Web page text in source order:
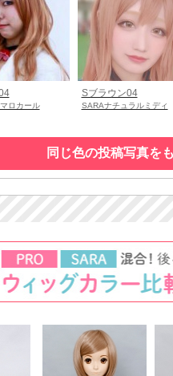
ロカール
Sブラウン04
SARAナチュラルミディ